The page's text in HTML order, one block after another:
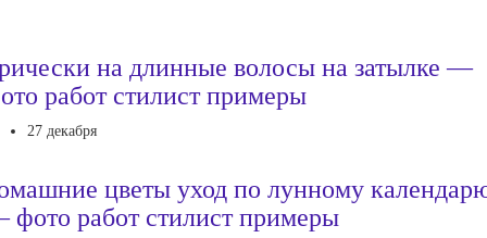
на длинные волосы на затылке —
работ стилист примеры
27 декабря
цветы уход по лунному
работ стилист примеры